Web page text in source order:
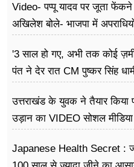
Video- पप्पू यादव पर जूता फेंकने
अखिलेश बोले- भाजपा में
'3 साल हो गए, अभी तक कोई
पंत ने देर रात CM पुष्कर सिंह
उत्तराखंड के युवक ने तैयार किया
उड़ान का VIDEO सोशल मीडिया
Japanese Health Secret :